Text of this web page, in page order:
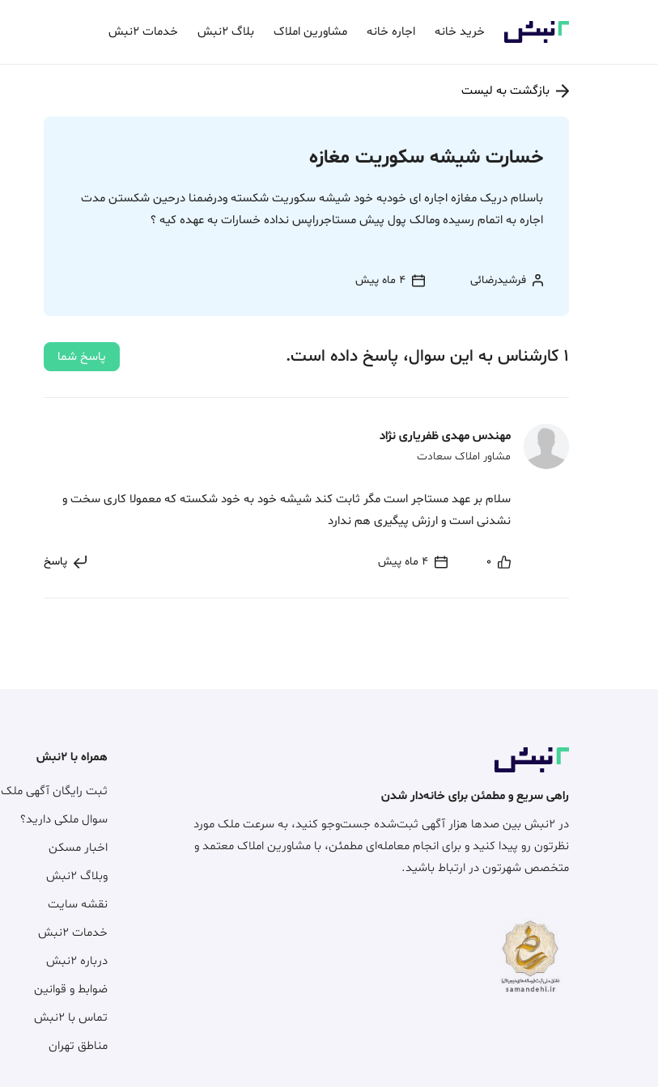
خرید خانه اجاره خانه مشاورین املاک بلاگ ۲نبش خدمات ۲نبش
بازگشت به لیست
خسارت شیشه سکوریت مغازه
باسلام دریک مغازه اجاره ای خودبه خود شیشه سکوریت شکسته ودرضمنا درحین شکستن مدت
اجاره به اتمام رسیده ومالک پول پیش مستاجرراپس نداده خسارات به عهده کیه ؟
فرشیدرضائی 4 ماه پیش
1 کارشناس به این سوال، پاسخ داده‌ است. پاسخ شما
مهندس مهدی ظفریاری نژاد
مشاور املاک سعادت
سلام بر عهد مستاجر است مگر ثابت کند شیشه خود به خود شکسته که معمولا کاری سخت و
نشدنی است و ارزش پیگیری هم ندارد
0 4 ماه پیش پاسخ
راهی سریع و مطمئن برای خانه‌دار شدن
در ۲نبش بین صدها هزار آگهی ثبت‌شده جست‌وجو کنید، به سرعت ملک مورد
نظرتون رو پیدا کنید و برای انجام معامله‌ای مطمئن، با مشاورین املاک معتمد و
متخصص شهرتون در ارتباط باشید.
همراه با ۲نبش
ثبت رایگان آگهی ملک
سوال ملکی دارید؟
اخبار مسکن
وبلاگ ۲نبش
نقشه سایت
خدمات ۲نبش
درباره ۲نبش
ضوابط و قوانین
تماس با ۲نبش
مناطق تهران